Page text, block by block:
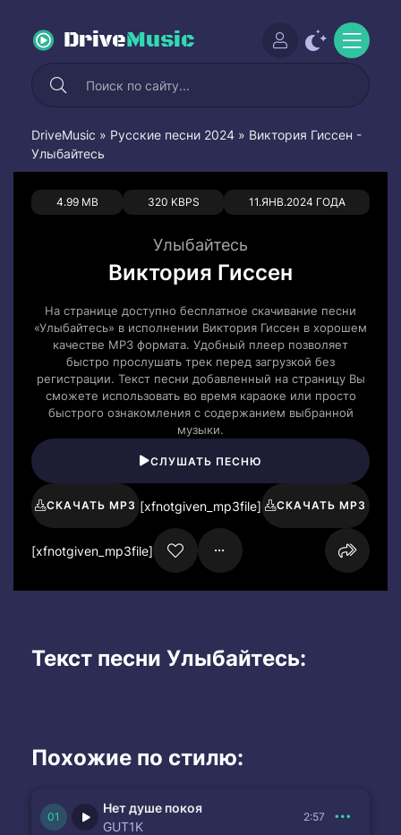
DriveMusic
DriveMusic » Русские песни 2024 » Виктория Гиссен -
Улыбайтесь
4.99 MB 320 KBPS 11.ЯНВ.2024 ГОДА
0 0
Улыбайтесь
Виктория Гиссен
На странице доступно бесплатное скачивание песни
«Улыбайтесь» в исполнении Виктория Гиссен в хорошем
качестве MP3 формата. Удобный плеер позволяет
быстро прослушать трек перед загрузкой без
регистрации. Текст песни добавленный на страницу Вы
сможете использовать во время караоке или просто
быстрого ознакомления с содержанием выбранной
музыки.
СЛУШАТЬ ПЕСНЮ
СКАЧАТЬ MP3 [xfnotgiven_mp3file] СКАЧАТЬ MP3
[xfnotgiven_mp3file]
Текст песни Улыбайтесь:
Похожие по стилю:
Нет душе покоя
GUT1K
2:57